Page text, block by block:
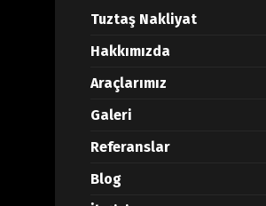
Tuztaş Nakliyat
Hakkımızda
Araçlarımız
Galeri
Referanslar
Blog